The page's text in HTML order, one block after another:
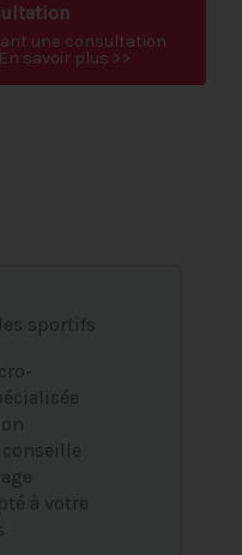
une consultation
savoir plus >>
sportifs
à votre